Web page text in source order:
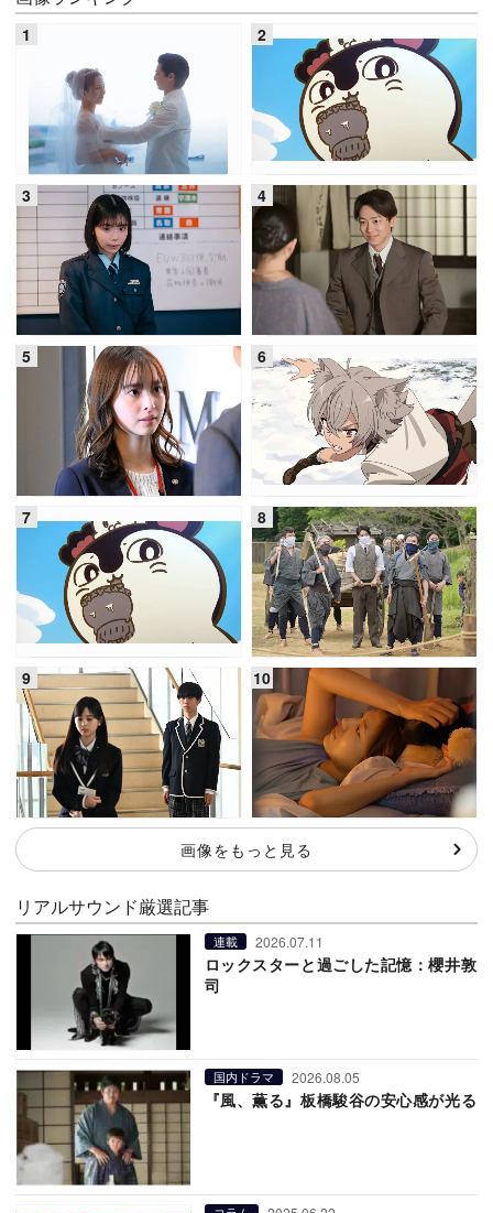
画像をもっと見る
リアルサウンド厳選記事
連載 2026.07.11
ロックスターと過ごした記憶：櫻井敦
司
国内ドラマ 2026.08.05
『風、薫る』板橋駿谷の安心感が光る